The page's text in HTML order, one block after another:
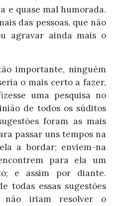
e quase mal humorada.
das pessoas, que não
agravar ainda mais o
importante, ninguém
o mais certo a fazer,
uma pesquisa no
de todos os súditos
foram as mais
passar uns tempos na
a bordar; enviem-na
para ela um
e assim por diante.
todas essas sugestões
não iriam resolver o